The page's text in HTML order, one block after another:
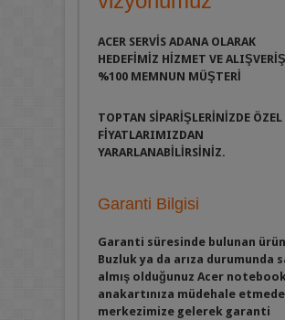
ACER SERVİS ADANA OLARAK
HEDEFİMİZ HİZMET VE
%100 MEMNUN MÜŞTERİ
TOPTAN SİPARİŞLERİNİZDE ÖZEL
FİYATLARIMIZDAN
YARARLANABİLİRSİNİZ.
Garanti Bilgisi
Garanti süresinde bulunan
Buzluk ya da arıza durumunda
almış olduğunuz Acer notebook
anakartınıza müdehale
merkezimize gelerek garanti